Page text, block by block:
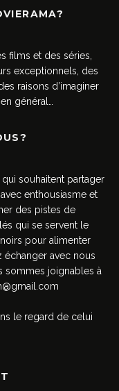
films et des séries,
exceptionnels, des
raisons d’imaginer
général…
souhaitent partager
enthousiasme et
des pistes de
qui se servent le
pour alimenter
échanger avec nous
sommes joignables à
le regard de celui